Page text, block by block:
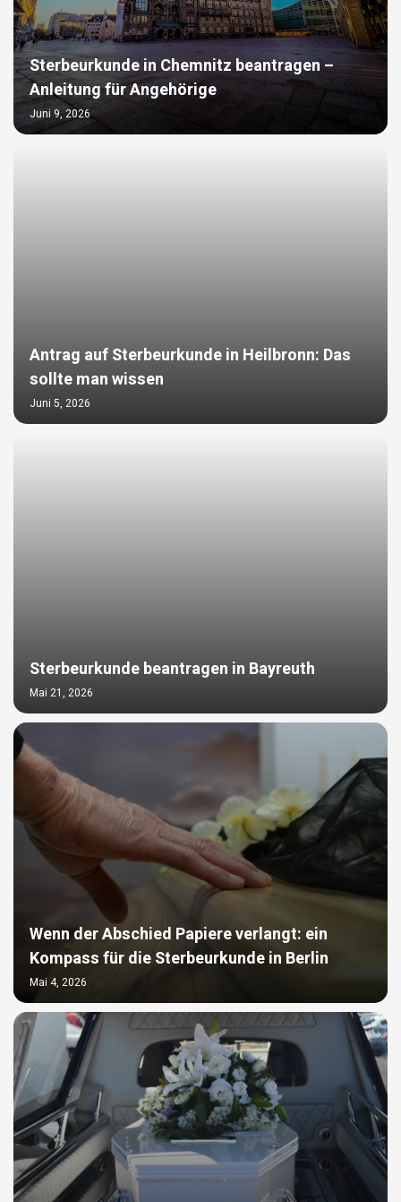
Sterbeurkunde in Chemnitz beantragen –
Anleitung für Angehörige
Juni 9, 2026
Antrag auf Sterbeurkunde in Heilbronn: Das
sollte man wissen
Juni 5, 2026
Sterbeurkunde beantragen in Bayreuth
Mai 21, 2026
Wenn der Abschied Papiere verlangt: ein
Kompass für die Sterbeurkunde in Berlin
Mai 4, 2026